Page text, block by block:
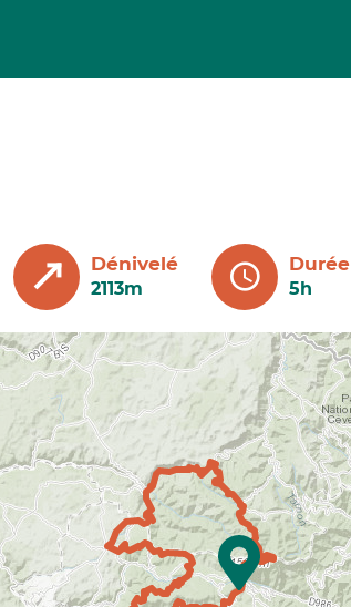
Dénivelé
2113m
Durée
5h